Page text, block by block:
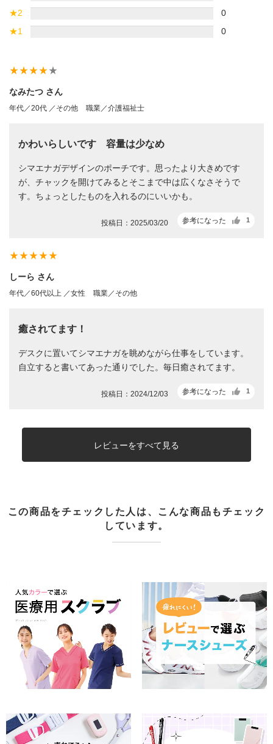
★2
0
★1 0
star_ratestar_ratestar_ratestar_ratestar_rate
なみたつ さん
年代／20代 ／その他 職業／介護福祉士
かわいらしいです 容量は少なめ
シマエナガデザインのポーチです。思ったより大きめです
が、チャックを開けてみるとそこまで中は広くなさそうで
す。ちょっとしたものを入れるのにいいかも。
参考になった 1
投稿日：2025/03/20
star_ratestar_ratestar_ratestar_ratestar_rate
しーら さん
年代／60代以上 ／女性 職業／その他
癒されてます！
デスクに置いてシマエナガを眺めながら仕事をしています。
自立すると書いてあった通りでした。毎日癒されてます。
参考になった 1
投稿日：2024/12/03
レビューをすべて見る
この商品をチェックした人は、こんな商品もチェック
しています。